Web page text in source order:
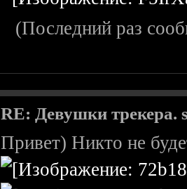
(Последний раз
RE: Девушки трекера.
Привет) Никто не